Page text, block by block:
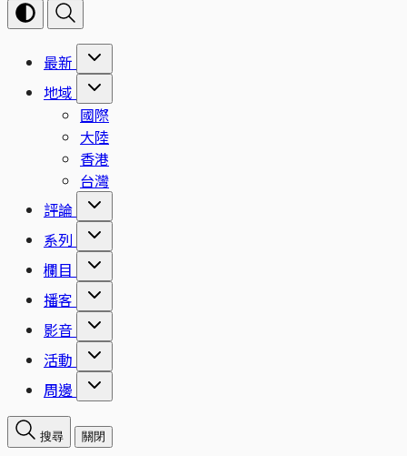
最新
地域
國際
大陸
香港
台灣
評論
系列
欄目
播客
影音
活動
周邊
搜尋 關閉